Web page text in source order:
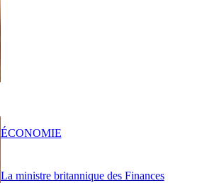
La ministre britannique des Finances
ÉCONOMIE